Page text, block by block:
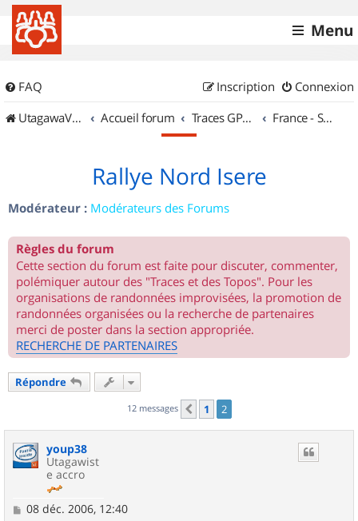
Menu
FAQ Connexion
Inscription
UtagawaVTT (Randos VTT et VTTAE avec traces GPS)
Accueil forum Traces GPS de randos VTT France - Sud Est
Rallye Nord Isere
Modérateur : Modérateurs des Forums
Règles du forum
Cette section du forum est faite pour discuter, commenter,
polémiquer autour des "Traces et des Topos". Pour les
organisations de randonnées improvisées, la promotion de
randonnées organisées ou la recherche de partenaires
merci de poster dans la section appropriée.
RECHERCHE DE PARTENAIRES
Répondre
12 messages Précédent
1 2
youp38
Utagawist
e accro
M
08 déc. 2006, 12:40